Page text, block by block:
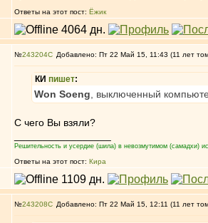
Ответы на этот пост: Ёжик
№243204 Добавлено: Пт 22 Май 15, 11:43 (11 лет
КИ пишет:
Won Soeng , выключенный
С чего Вы взяли?
Решительность и усердие (шила) в невозмутимом (самадхи)
Ответы на этот пост: Кира
№243208 Добавлено: Пт 22 Май 15, 12:11 (11 лет